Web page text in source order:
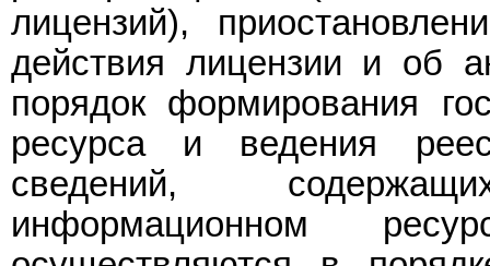
лицензий),
действия лицензии и об
порядок формирования
ресурса и ведения
сведений,
информационном